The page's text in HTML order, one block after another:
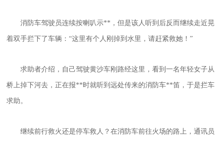
消防车驾驶员连续按喇叭示**，但是该人听到后反而继续走近晃
着双手拦下了车辆：“这里有个人刚掉到水里，请赶紧救她！”
求助者介绍，自己驾驶黄沙车刚路经这里，看到一名年轻女子从
桥上掉下河去，正在报**时就听到远处传来的消防车**笛，于是拦车
求助。
继续前行救火还是停车救人？在消防车前往火场的路上，通讯员